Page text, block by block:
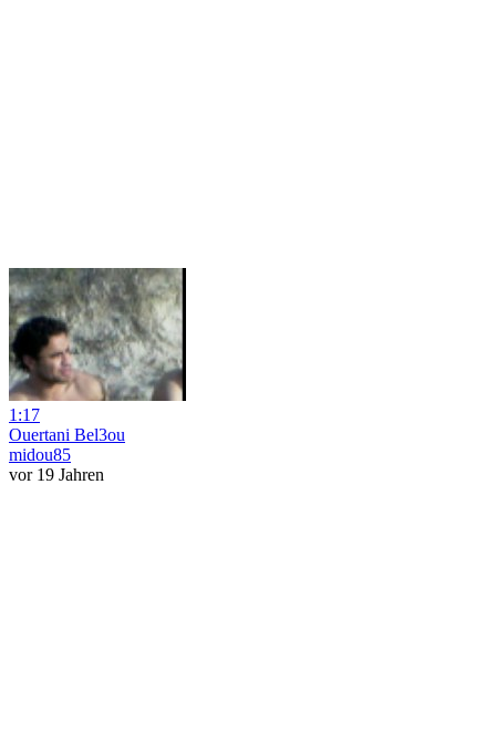
1:17
Ouertani Bel3ou
midou85
vor 19 Jahren